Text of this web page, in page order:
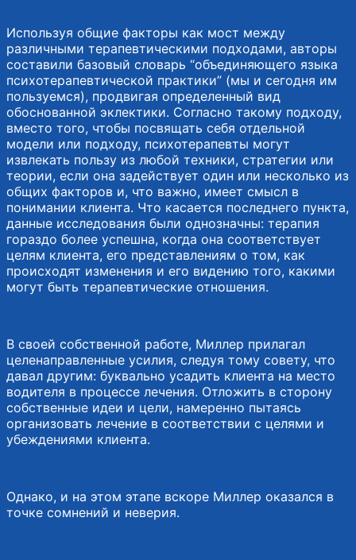
Используя общие факторы как мост между
различными терапевтическими подходами, авторы
составили базовый словарь “объединяющего языка
психотерапевтической практики” (мы и сегодня им
пользуемся), продвигая определенный вид
обоснованной эклектики. Согласно такому подходу,
вместо того, чтобы посвящать себя отдельной
модели или подходу, психотерапевты могут
извлекать пользу из любой техники, стратегии или
теории, если она задействует один или несколько из
общих факторов и, что важно, имеет смысл в
понимании клиента. Что касается последнего пункта,
данные исследования были однозначны: терапия
гораздо более успешна, когда она соответствует
целям клиента, его представлениям о том, как
происходят изменения и его видению того, какими
могут быть терапевтические отношения.
В своей собственной работе, Миллер прилагал
целенаправленные усилия, следуя тому совету, что
давал другим: буквально усадить клиента на место
водителя в процессе лечения. Отложить в сторону
собственные идеи и цели, намеренно пытаясь
организовать лечение в соответствии с целями и
убеждениями клиента.
Однако, и на этом этапе вскоре Миллер оказался в
точке сомнений и неверия.